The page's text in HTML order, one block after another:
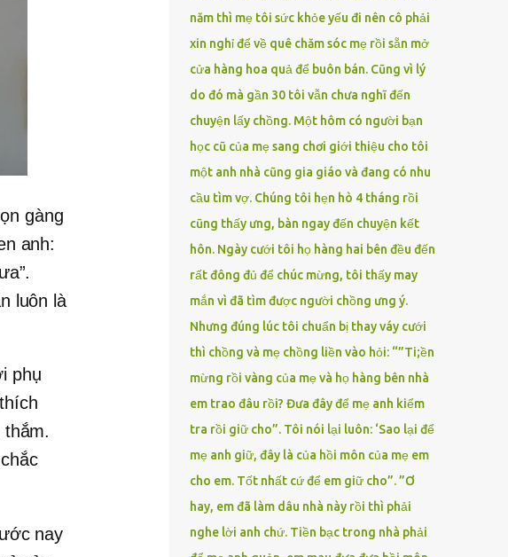
gàng
anh:
luôn là
phụ
nay
năm thì mẹ tôi sức khỏe yếu đi nên cô phải
xin nghỉ để về quê chăm sóc mẹ rồi sẵn mở
cửa hàng hoa quả để buôn bán. Cũng vì lý
do đó mà gần 30 tôi vẫn chưa nghĩ đến
chuyện lấy chồng. Một hôm có người bạn
học cũ của mẹ sang chơi giới thiệu cho tôi
một anh nhà cũng gia giáo và đang có nhu
cầu tìm vợ. Chúng tôi hẹn hò 4 tháng rồi
cũng thấy ưng, bàn ngay đến chuyện kết
hôn. Ngày cưới tôi họ hàng hai bên đều đến
rất đông đủ để chúc mừng, tôi thấy may
mắn vì đã tìm được người chồng ưng ý.
Nhưng đúng lúc tôi chuẩn bị thay váy cưới
thì chồng và mẹ chồng liền vào hỏi: “”Ti;ền
mừng rồi vàng của mẹ và họ hàng bên nhà
em trao đâu rồi? Đưa đây để mẹ anh kiểm
tra rồi giữ cho”. Tôi nói lại luôn: ‘Sao lại để
mẹ anh giữ, đây là của hồi môn của mẹ em
cho em. Tốt nhất cứ để em giữ cho”. ”Ơ
hay, em đã làm dâu nhà này rồi thì phải
nghe lời anh chứ. Tiền bạc trong nhà phải